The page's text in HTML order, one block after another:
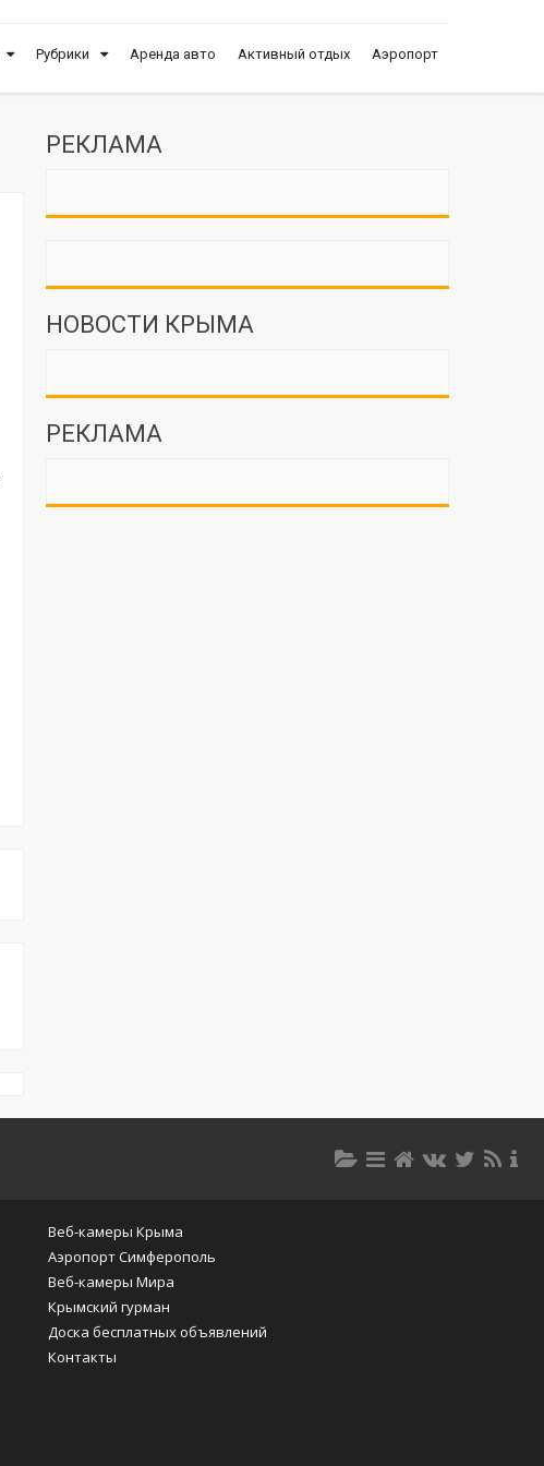
Рубрики Аренда авто Активный отдых Аэропорт
РЕКЛАМА
НОВОСТИ КРЫМА
РЕКЛАМА
Веб-камеры Крыма
Аэропорт Симферополь
Веб-камеры Мира
Крымский гурман
Доска бесплатных объявлений
Контакты